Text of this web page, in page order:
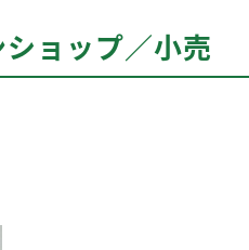
ョップ／小売